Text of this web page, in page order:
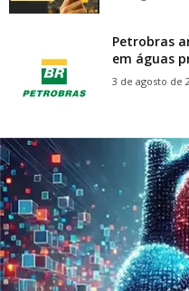
Petrobras
em águas
3 de agosto de